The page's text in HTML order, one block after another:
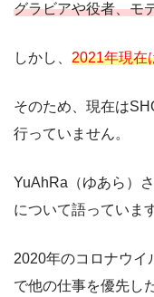
グラビアや役者、モ
しかし、 2021年現在
そのため、現在は
行っていません。
YuAhRa（ゆあら）
について語っていま
2020年のコロナウイ
で他の仕事を優先し